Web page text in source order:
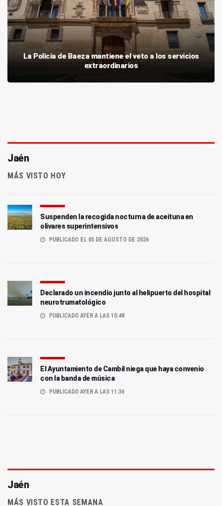
La Policía de Baeza mantiene el veto a los servicios
extraordinarios
Jaén
MÁS VISTO HOY
Suspenden la recogida nocturna de aceituna en
olivares superintensivos
PUBLICADO EL 05 DE AGOSTO DE 2026
Declarado un incendio junto al helipuerto del hospital
neurotrumatológico
PUBLICADO AYER A LAS 10:48
El Ayuntamiento de Cambil niega que haya convenio
con la banda de música
PUBLICADO AYER A LAS 11:36
Jaén
MÁS VISTO ESTA SEMANA